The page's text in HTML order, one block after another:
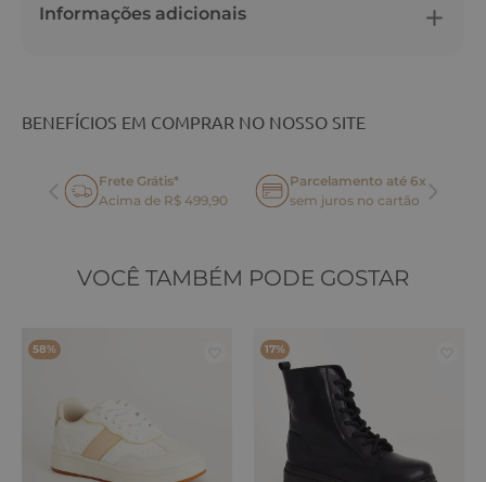
Informações adicionais
BENEFÍCIOS EM COMPRAR NO NOSSO SITE
Frete Grátis*
Acima de R$ 499,90
Parcelamento até 6x
sem juros no cartão
VOCÊ TAMBÉM PODE GOSTAR
58% 17%